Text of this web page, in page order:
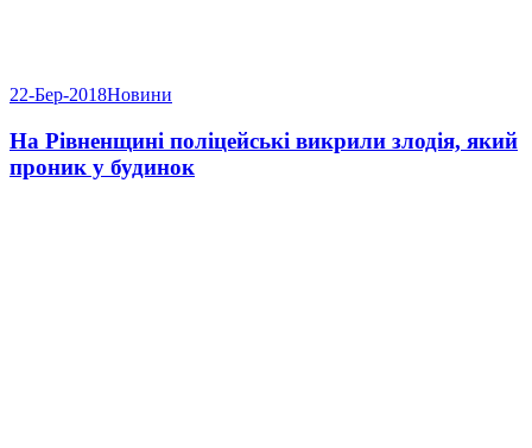
22-Бер-2018Новини
На Рівненщині поліцейські викрили злодія, який
проник у будинок